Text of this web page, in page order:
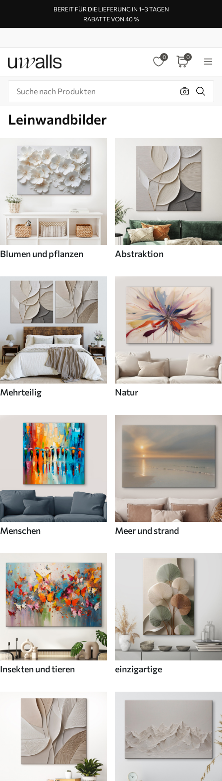
BEREIT FÜR DIE LIEFERUNG IN 1–3 TAGEN
RABATTE VON 40 %
0 0
Leinwandbilder
Blumen und pflanzen Abstraktion
Mehrteilig Natur
Menschen Meer und strand
Insekten und tieren einzigartige